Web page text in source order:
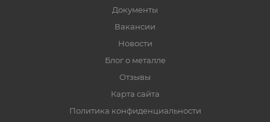
Документы
Вакансии
Новости
Блог о металле
Отзывы
Карта сайта
Политика конфиденциальности